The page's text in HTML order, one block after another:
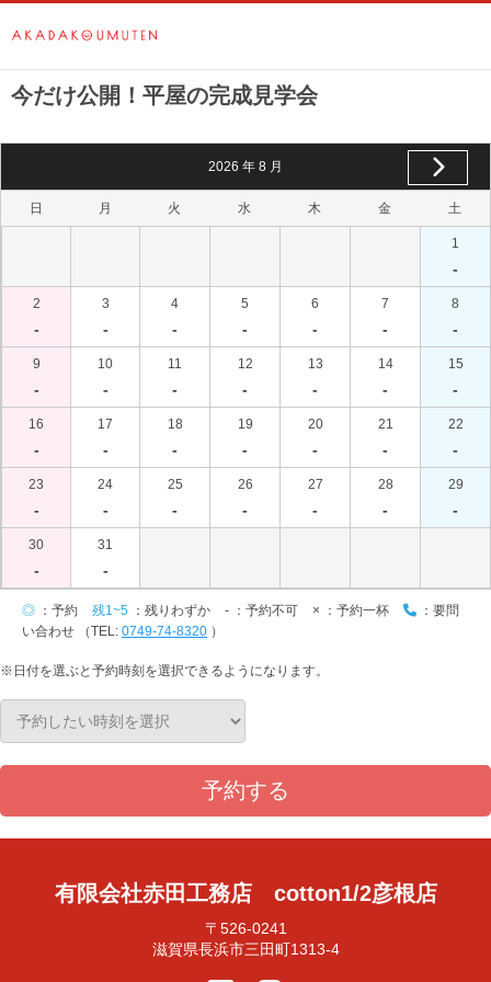
今だけ公開！平屋の完成見学会
2026 年 8 月
日 月 火 水 木 金 土
1
-
2
-
3
-
4
-
5
-
6
-
7
-
8
-
9
-
10
-
11
-
12
-
13
-
14
-
15
-
16
-
17
-
18
-
19
-
20
-
21
-
22
-
23
-
24
-
25
-
26
-
27
-
28
-
29
-
30
-
31
-
◎ ：予約 残1~5 ：残りわずか - ：予約不可 × ：予約一杯
：要問
い合わせ （TEL: 0749-74-8320 ）
※日付を選ぶと予約時刻を選択できるようになります。
予約する
有限会社赤田工務店 cotton1/2彦根店
〒526-0241
滋賀県長浜市三田町1313-4